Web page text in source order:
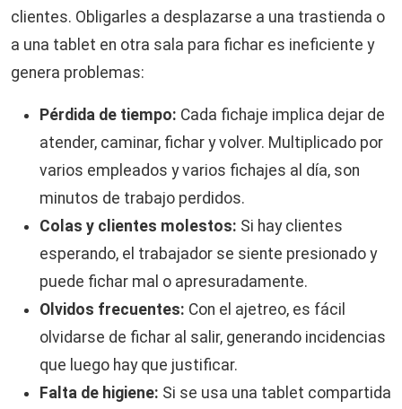
clientes. Obligarles a desplazarse a una trastienda o
a una tablet en otra sala para fichar es ineficiente y
genera problemas:
Pérdida de tiempo: Cada fichaje implica dejar de
atender, caminar, fichar y volver. Multiplicado por
varios empleados y varios fichajes al día, son
minutos de trabajo perdidos.
Colas y clientes molestos: Si hay clientes
esperando, el trabajador se siente presionado y
puede fichar mal o apresuradamente.
Olvidos frecuentes: Con el ajetreo, es fácil
olvidarse de fichar al salir, generando incidencias
que luego hay que justificar.
Falta de higiene: Si se usa una tablet compartida